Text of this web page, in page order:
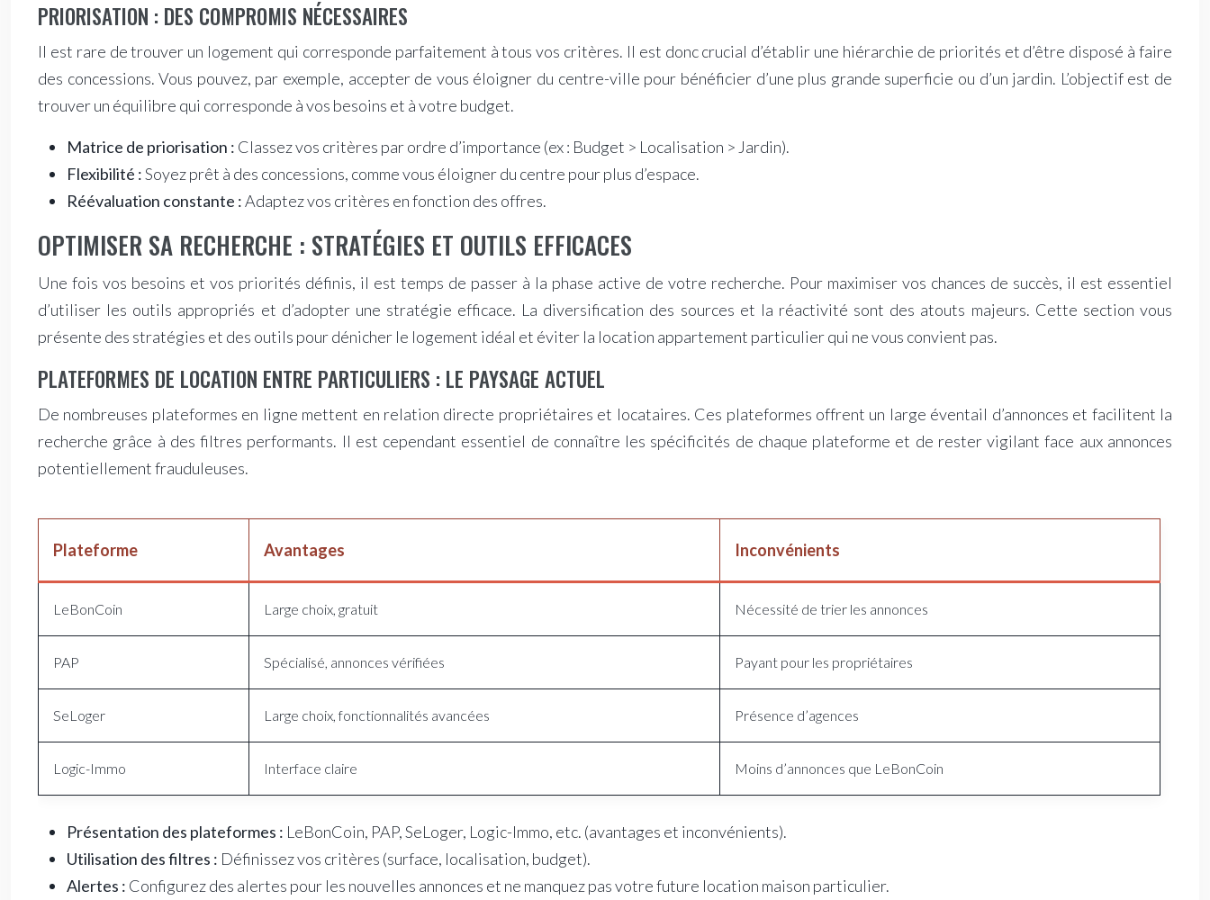
PRIORISATION : DES COMPROMIS NÉCESSAIRES
Il est rare de trouver un logement qui corresponde parfaitement à tous vos critères. Il est donc crucial d’établir une hiérarchie de priorités et d’être disposé à faire
des concessions. Vous pouvez, par exemple, accepter de vous éloigner du centre-ville pour bénéficier d’une plus grande superficie ou d’un jardin. L’objectif est de
trouver un équilibre qui corresponde à vos besoins et à votre budget.
Matrice de priorisation : Classez vos critères par ordre d’importance (ex : Budget > Localisation > Jardin).
Flexibilité :Soyez prêt à des concessions, comme vous éloigner du centre pour plus d’espace.
Réévaluation constante :Adaptez vos critères en fonction des offres.
OPTIMISER SA RECHERCHE : STRATÉGIES ET OUTILS EFFICACES
Une fois vos besoins et vos priorités définis, il est temps de passer à la phase active de votre recherche. Pour maximiser vos chances de succès, il est essentiel
d’utiliser les outils appropriés et d’adopter une stratégie efficace. La diversification des sources et la réactivité sont des atouts majeurs. Cette section vous
présente des stratégies et des outils pour dénicher le logement idéal et éviter la location appartement particulier qui ne vous convient pas.
PLATEFORMES DE LOCATION ENTRE PARTICULIERS : LE PAYSAGE ACTUEL
De nombreuses plateformes en ligne mettent en relation directe propriétaires et locataires. Ces plateformes offrent un large éventail d’annonces et facilitent la
recherche grâce à des filtres performants. Il est cependant essentiel de connaître les spécificités de chaque plateforme et de rester vigilant face aux annonces
potentiellement frauduleuses.
Plateforme Avantages Inconvénients
LeBonCoin Large choix, gratuit Nécessité de trier les annonces
PAP Spécialisé, annonces vérifiées Payant pour les propriétaires
SeLoger Large choix, fonctionnalités avancées Présence d’agences
Logic-Immo Interface claire Moins d’annonces que LeBonCoin
Présentation des plateformes : LeBonCoin, PAP, SeLoger, Logic-Immo, etc. (avantages et inconvénients).
Utilisation des filtres : Définissez vos critères (surface, localisation, budget).
Alertes : Configurez des alertes pour les nouvelles annonces et ne manquez pas votre future location maison particulier.